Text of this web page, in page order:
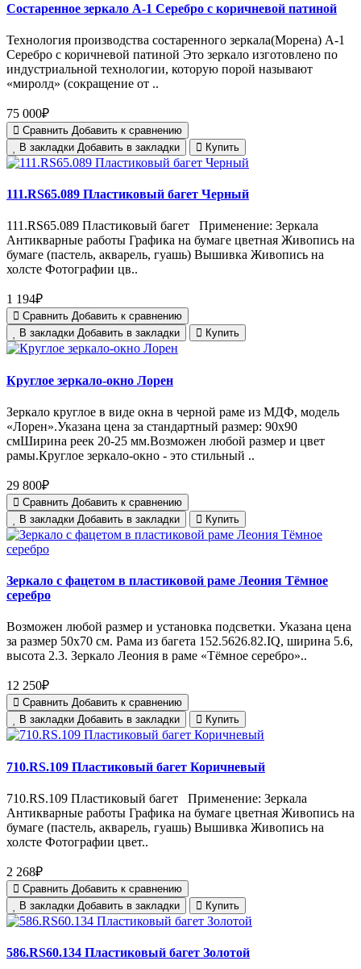
Состаренное зеркало A-1 Серебро с коричневой патиной
Технология производства состаренного зеркала(Морена) A-1
Серебро с коричневой патиной Это зеркало изготовлено по
индустриальной технологии, которую порой называют
«миролд» (сокращение от ..
75 000₽
Сравнить Добавить к сравнению
В закладки Добавить в закладки Купить
111.RS65.089 Пластиковый багет Черный
111.RS65.089 Пластиковый багет Применение: Зеркала
Антикварные работы Графика на бумаге цветная Живопись на
бумаге (пастель, акварель, гуашь) Вышивка Живопись на
холсте Фотографии цв..
1 194₽
Сравнить Добавить к сравнению
В закладки Добавить в закладки Купить
Круглое зеркало-окно Лорен
Зеркало круглое в виде окна в черной раме из МДФ, модель
«Лорен».Указана цена за стандартный размер: 90х90
смШирина реек 20-25 мм.Возможен любой размер и цвет
рамы.Круглое зеркало-окно - это стильный ..
29 800₽
Сравнить Добавить к сравнению
В закладки Добавить в закладки Купить
Зеркало с фацетом в пластиковой раме Леония Тёмное
серебро
Возможен любой размер и установка подсветки. Указана цена
за размер 50х70 см. Рама из багета 152.5626.82.IQ, ширина 5.6,
высота 2.3. Зеркало Леония в раме «Тёмное серебро»..
12 250₽
Сравнить Добавить к сравнению
В закладки Добавить в закладки Купить
710.RS.109 Пластиковый багет Коричневый
710.RS.109 Пластиковый багет Применение: Зеркала
Антикварные работы Графика на бумаге цветная Живопись на
бумаге (пастель, акварель, гуашь) Вышивка Живопись на
холсте Фотографии цвет..
2 268₽
Сравнить Добавить к сравнению
В закладки Добавить в закладки Купить
586.RS60.134 Пластиковый багет Золотой